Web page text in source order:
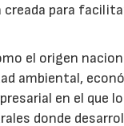
para
el origen
ambiental,
en el
donde